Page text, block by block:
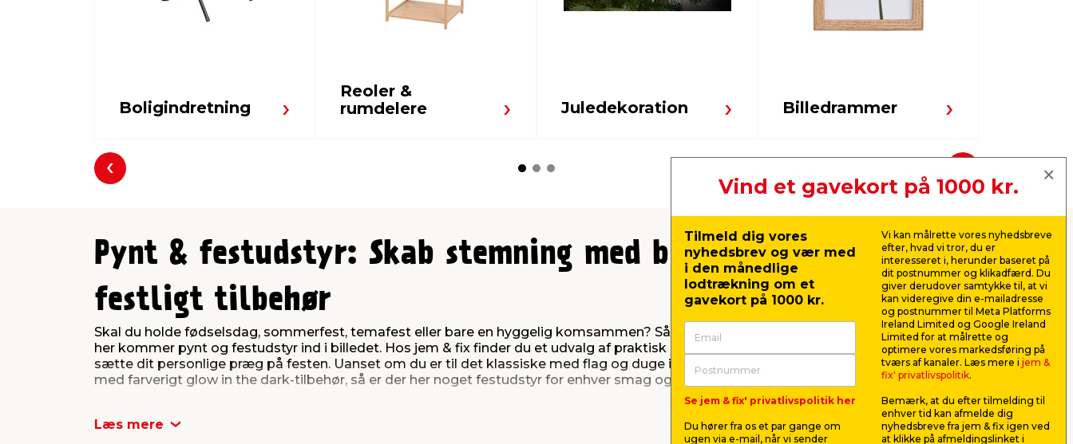
Boligindretning
Reoler &
rumdelere
Juledekoration Billedrammer
Forrige Næste
Pynt & festudstyr: Skab stemning med balloner, duge og
festligt tilbehør
Skal du holde fødselsdag, sommerfest, temafest eller bare en hyggelig komsammen? Så er det detaljerne, der skaber stemningen – og
her kommer pynt og festudstyr ind i billedet. Hos jem & fix finder du et udvalg af praktisk og dekorativt festtilbehør, som gør det nemt at
sætte dit personlige præg på festen. Uanset om du er til det klassiske med flag og duge i rødt og hvidt, eller vil give festen et ekstra pift
med farverigt glow in the dark-tilbehør, så er der her noget festudstyr for enhver smag og anledning.
Gør bordet festklar med en festlig dug til anledningen
Læs mere
Vind et gavekort på 1000 kr.
Tilmeld dig vores
nyhedsbrev og vær med
i den månedlige
lodtrækning om et
gavekort på 1000 kr.
Se jem & fix' privatlivspolitik her
Du hører fra os et par gange om
ugen via e-mail, når vi sender
Vi kan målrette vores nyhedsbreve
efter, hvad vi tror, du er
interesseret i, herunder baseret på
dit postnummer og klikadfærd. Du
giver derudover samtykke til, at vi
kan videregive din e-mailadresse
og postnummer til Meta Platforms
Ireland Limited og Google Ireland
Limited for at målrette og
optimere vores markedsføring på
tværs af kanaler. Læs mere i jem &
fix' privatlivspolitik.
Bemærk, at du efter tilmelding til
enhver tid kan afmelde dig
nyhedsbreve fra jem & fix igen ved
at klikke på afmeldingslinket i